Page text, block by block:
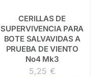
CERILLAS DE
SUPERVIVENCIA PARA
BOTE SALVAVIDAS A
PRUEBA DE VIENTO
No4 Mk3
5,25 €